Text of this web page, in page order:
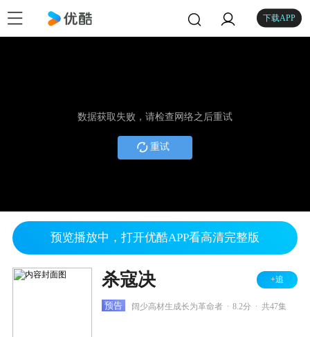
下载APP
数据获取失败，请检查网络之后重试
重试
预览播放中，打开优酷APP看高清完整版
杀寇决 +追
预告 阔少高材生成长为革命者 8.2分 共47集